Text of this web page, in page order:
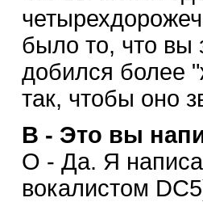
было то, что вы
добился более
так, чтобы оно
В - Это вы
О - Да. Я
вокалистом